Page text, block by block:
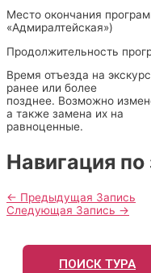
Место окончания
«Адмиралтейская»)
Продолжительность
Время отъезда на
ранее или более
позднее. Возможно
а также замена их на
равноценные.
Навигация по
← Предыдущая Запись
Следующая Запись →
ПОИСК ТУРА